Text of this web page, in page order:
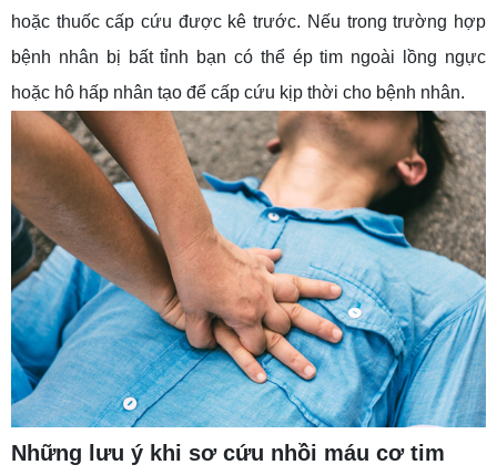
hoặc thuốc cấp cứu được kê trước. Nếu trong trường hợp
bệnh nhân bị bất tỉnh bạn có thể ép tim ngoài lồng ngực
hoặc hô hấp nhân tạo để cấp cứu kịp thời cho bệnh nhân.
Những lưu ý khi sơ cứu nhồi máu cơ tim